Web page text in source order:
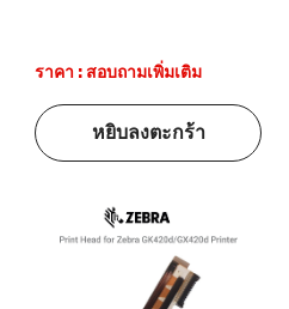
ราคา : สอบถามเพิ่มเติม
หยิบลงตะกร้า